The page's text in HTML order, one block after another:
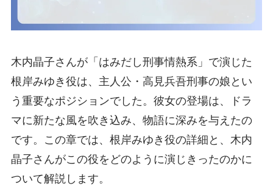
木内晶子さんが「はみだし刑事情熱系」で演じた
根岸みゆき役は、主人公・高見兵吾刑事の娘とい
う重要なポジションでした。彼女の登場は、ドラ
マに新たな風を吹き込み、物語に深みを与えたの
です。この章では、根岸みゆき役の詳細と、木内
晶子さんがこの役をどのように演じきったのかに
ついて解説します。